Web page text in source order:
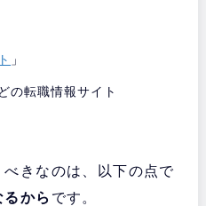
」
の転職情報サイト
きなのは、以下の点で
から です。